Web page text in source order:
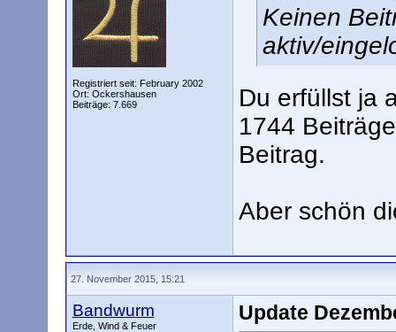
Registriert seit: February 2002
Ort: Ockershausen
Beiträge: 7.669
Keinen
aktiv/
Du erfüllst ja
1744
Beitrag.
Aber schön
27. November 2015, 15:21
Bandwurm
Erde, Wind & Feuer
Update